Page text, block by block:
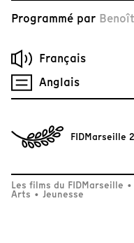
Programmé par
Français
Anglais
FIDMarseille
Les films du FIDMarseille •
Arts • Jeunesse